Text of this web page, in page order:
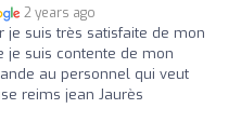
2 years ago
je suis très satisfaite de mon
je suis contente de mon
au personnel qui veut
reims jean Jaurès